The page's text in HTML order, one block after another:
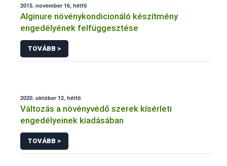
2015. november 16, hétfő
Alginure növénykondicionáló készítmény
engedélyének felfüggesztése
TOVÁBB >
2020. október 12, hétfő
Változás a növényvédő szerek kísérleti
engedélyeinek kiadásában
TOVÁBB >